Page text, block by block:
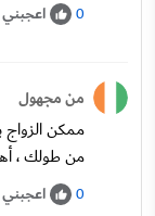
0 اعجبني
من مجهول
ممكن الزواج
من طولك ،
0 اعجبني